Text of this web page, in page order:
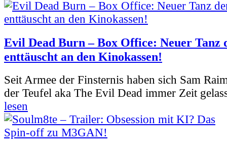
Evil Dead Burn – Box Office: Neuer Tanz
enttäuscht an den Kinokassen!
Seit Armee der Finsternis haben sich Sam
der Teufel aka The Evil Dead immer Zeit
lesen